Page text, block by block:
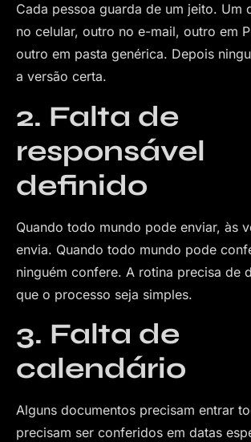
Cada pessoa guarda de um jeito. Um
no celular, outro no e-mail, outro em
outro em pasta genérica. Depois
a versão certa.
2. Falta de
responsável
definido
Quando todo mundo pode enviar, às
envia. Quando todo mundo pode
ninguém confere. A rotina precisa de
que o processo seja simples.
3. Falta de
calendário
Alguns documentos precisam entrar
precisam ser conferidos em datas